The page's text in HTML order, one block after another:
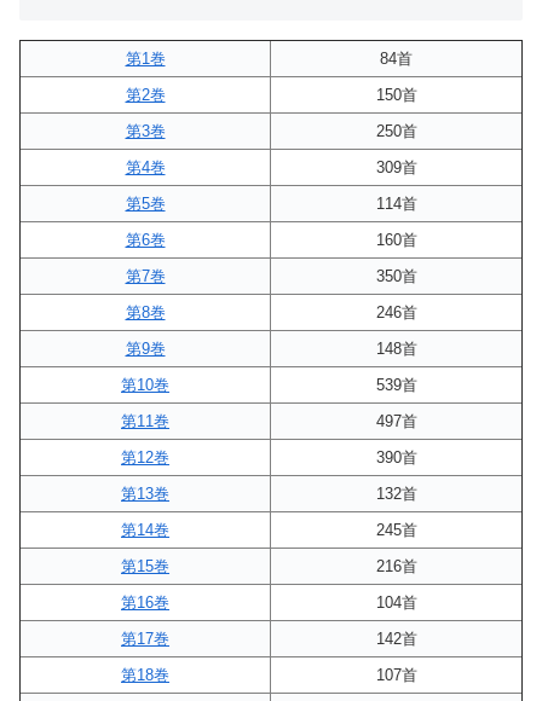
第1巻
84首
第2巻
150首
第3巻
250首
第4巻
309首
第5巻
114首
第6巻
160首
第7巻
350首
第8巻
246首
第9巻
148首
第10巻
539首
第11巻
497首
第12巻
390首
第13巻
132首
第14巻
245首
第15巻
216首
第16巻
104首
第17巻
142首
第18巻
107首